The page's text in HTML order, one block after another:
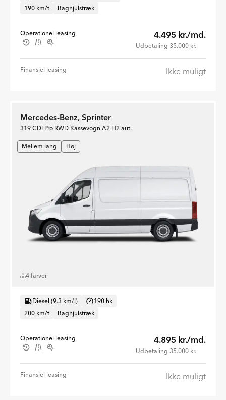
190 km/t
Baghjulstræk
Operationel leasing 4.495 kr./md.
Udbetaling 35.000 kr.
Finansiel leasing Ikke muligt
Mercedes-Benz, Sprinter
319 CDI Pro RWD Kassevogn A2 H2 aut.
Mellem lang Høj
4 farver
Diesel (9.3 km/l)
190 hk
200 km/t
Baghjulstræk
Operationel leasing 4.895 kr./md.
Udbetaling 35.000 kr.
Finansiel leasing Ikke muligt